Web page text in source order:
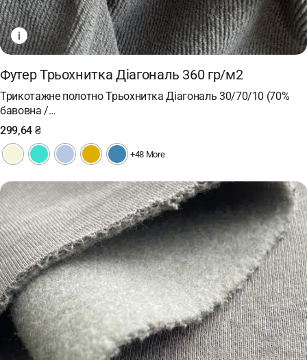
i
Футер Трьохнитка Діагональ 360 гр/м2
Трикотажне полотно Трьохнитка Діагональ 30/70/10 (70%
бавовна /…
299,64 ₴
+48 More